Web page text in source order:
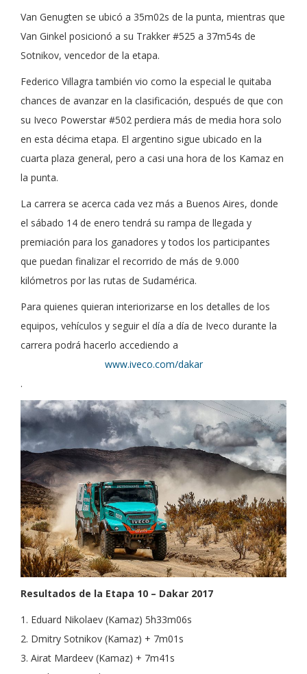
Van Genugten se ubicó a 35m02s de la punta, mientras que
Van Ginkel posicionó a su Trakker #525 a 37m54s de
Sotnikov, vencedor de la etapa.
Federico Villagra también vio como la especial le quitaba
chances de avanzar en la clasificación, después de que con
su Iveco Powerstar #502 perdiera más de media hora solo
en esta décima etapa. El argentino sigue ubicado en la
cuarta plaza general, pero a casi una hora de los Kamaz en
la punta.
La carrera se acerca cada vez más a Buenos Aires, donde
el sábado 14 de enero tendrá su rampa de llegada y
premiación para los ganadores y todos los participantes
que puedan finalizar el recorrido de más de 9.000
kilómetros por las rutas de Sudamérica.
Para quienes quieran interiorizarse en los detalles de los
equipos, vehículos y seguir el día a día de Iveco durante la
carrera podrá hacerlo accediendo a
www.iveco.com/dakar
.
Resultados de la Etapa 10 – Dakar 2017
1. Eduard Nikolaev (Kamaz) 5h33m06s
2. Dmitry Sotnikov (Kamaz) + 7m01s
3. Airat Mardeev (Kamaz) + 7m41s